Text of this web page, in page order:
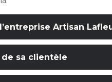
Artisan
sa clientèle